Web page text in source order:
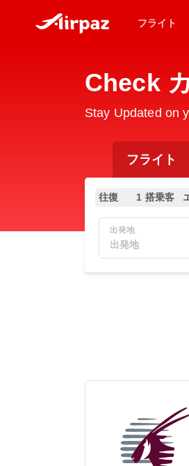
フライト
Check
Stay Updated on
フライト
往復 1 搭乗客
出発地